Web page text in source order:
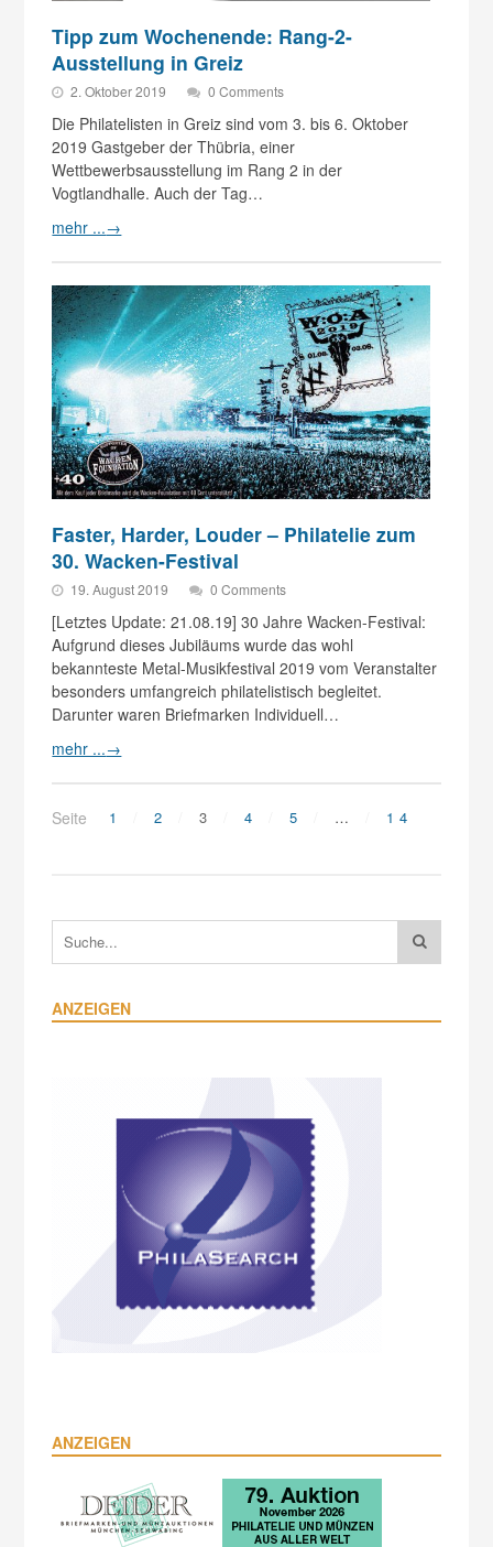
Tipp zum Wochenende: Rang-2-
Ausstellung in Greiz
2. Oktober 2019 0 Comments
Die Philatelisten in Greiz sind vom 3. bis 6. Oktober
2019 Gastgeber der Thübria, einer
Wettbewerbsausstellung im Rang 2 in der
Vogtlandhalle. Auch der Tag…
mehr ...→
Faster, Harder, Louder – Philatelie zum
30. Wacken-Festival
19. August 2019 0 Comments
[Letztes Update: 21.08.19] 30 Jahre Wacken-Festival:
Aufgrund dieses Jubiläums wurde das wohl
bekannteste Metal-Musikfestival 2019 vom Veranstalter
besonders umfangreich philatelistisch begleitet.
Darunter waren Briefmarken Individuell…
mehr ...→
Seite 1 2 3 4 5 … 14
ANZEIGEN
ANZEIGEN